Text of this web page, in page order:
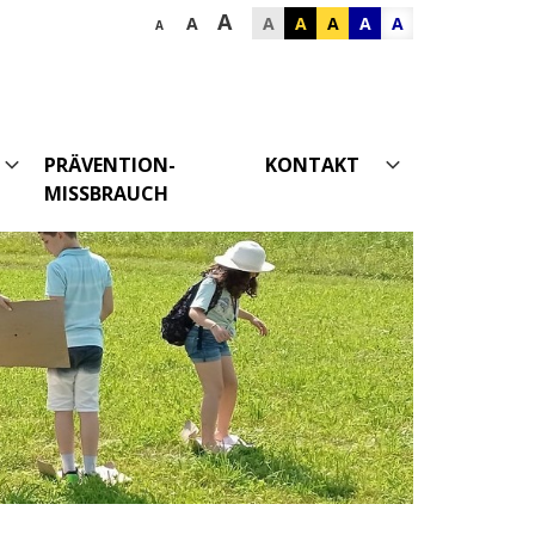
A A A A A A A A
PRÄVENTION-
MISSBRAUCH
KONTAKT
Datenschutz